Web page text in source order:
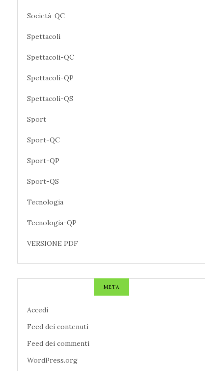
Società-QC
Spettacoli
Spettacoli-QC
Spettacoli-QP
Spettacoli-QS
Sport
Sport-QC
Sport-QP
Sport-QS
Tecnologia
Tecnologia-QP
VERSIONE PDF
META
Accedi
Feed dei contenuti
Feed dei commenti
WordPress.org